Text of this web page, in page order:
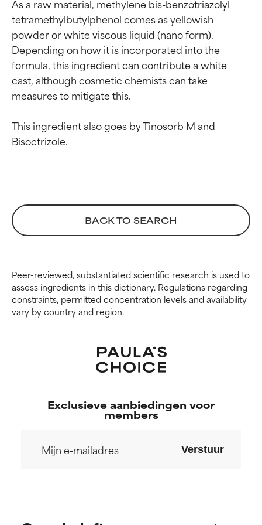
As a raw material, methylene bis-benzotriazolyl
tetramethylbutylphenol comes as yellowish
powder or white viscous liquid (nano form).
Depending on how it is incorporated into the
formula, this ingredient can contribute a white
cast, although cosmetic chemists can take
measures to mitigate this.
This ingredient also goes by Tinosorb M and
BACK TO SEARCH
Peer-reviewed, substantiated scientific research is used to
assess ingredients in this dictionary. Regulations regarding
constraints, permitted concentration levels and availability
vary by country and region.
SLECHTSTE
Kan irritatie, ontsteking,
droogheid, enz. veroorzaken.
Kan in sommige gevallen
voordelen bieden, maar over
het algemeen is bewezen dat
het meer kwaad dan goed doet.
GEEN BEOORDELING
niet beoordeeld omdat we het
SLECHTSTE
Kan irritatie, ontsteking,
droogheid, enz. veroorzaken.
Kan in sommige gevallen
voordelen bieden, maar over
het algemeen is bewezen dat
het meer kwaad dan goed doet.
GEEN BEOORDELING
niet beoordeeld omdat we het
Exclusieve aanbiedingen voor
members
Verstuur